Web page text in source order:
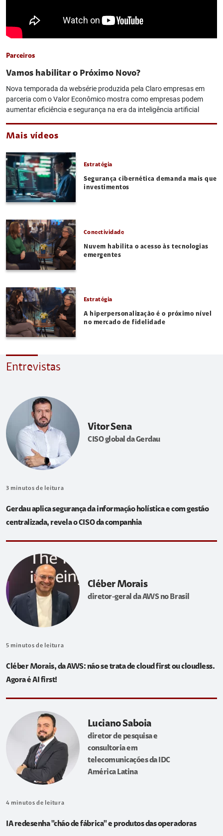
Parceiros
Vamos habilitar o Próximo Novo?
Nova temporada da websérie produzida pela Claro empresas em
parceria com o Valor Econômico mostra como empresas podem
aumentar eficiência e segurança na era da inteligência artificial
Mais vídeos
Estratégia
Segurança cibernética demanda mais que
investimentos
Conectividade
Nuvem habilita o acesso às tecnologias
emergentes
Estratégia
A hiperpersonalização é o próximo nível
no mercado de fidelidade
Entrevistas
Vitor Sena
CISO global da Gerdau
3 minutos de leitura
Gerdau aplica segurança da informação holística e com gestão
centralizada, revela o CISO da companhia
Cléber Morais
diretor-geral da AWS no Brasil
5 minutos de leitura
Cléber Morais, da AWS: não se trata de cloud first ou cloudless.
Agora é AI first!
Luciano Saboia
diretor de pesquisa e
consultoria em
telecomunicações da IDC
América Latina
4 minutos de leitura
IA redesenha "chão de fábrica" e produtos das operadoras